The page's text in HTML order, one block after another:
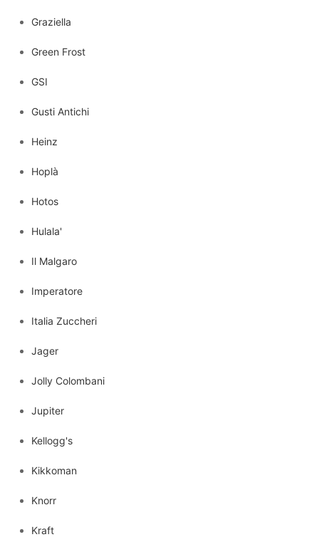
Graziella
Green Frost
GSI
Gusti Antichi
Heinz
Hoplà
Hotos
Hulala'
Il Malgaro
Imperatore
Italia Zuccheri
Jager
Jolly Colombani
Jupiter
Kellogg's
Kikkoman
Knorr
Kraft